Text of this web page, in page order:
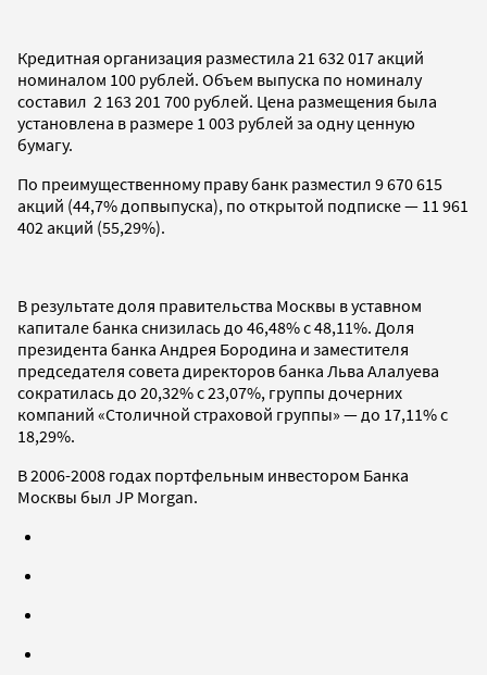
Кредитная организация разместила 21 632 017 акций
номиналом 100 рублей. Объем выпуска по номиналу
составил 2 163 201 700 рублей. Цена размещения была
установлена в размере 1 003 рублей за одну ценную
бумагу.
По преимущественному праву банк разместил 9 670 615
акций (44,7% допвыпуска), по открытой подписке — 11 961
402 акций (55,29%).
В результате доля правительства Москвы в уставном
капитале банка снизилась до 46,48% с 48,11%. Доля
президента банка Андрея Бородина и заместителя
председателя совета директоров банка Льва Алалуева
сократилась до 20,32% с 23,07%, группы дочерних
компаний «Столичной страховой группы» — до 17,11% с
18,29%.
В 2006-2008 годах портфельным инвестором Банка
Москвы был JP Morgan.